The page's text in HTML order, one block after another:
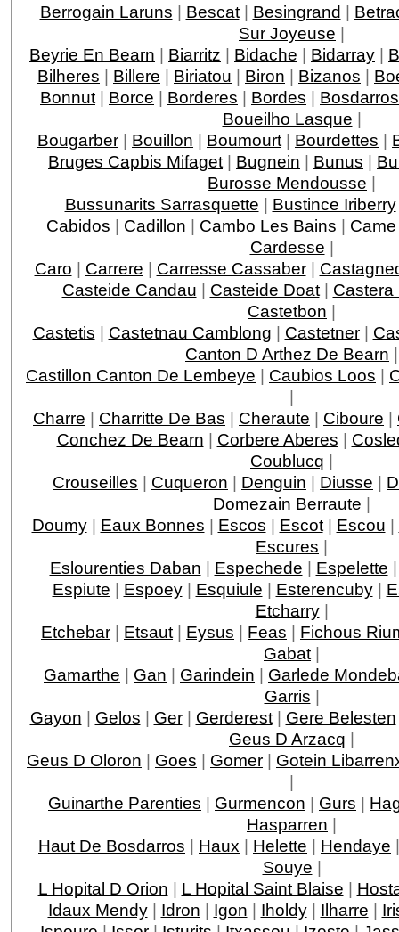
Berrogain Laruns | Bescat| Besingrand |
Sur Joyeuse |
Beyrie En Bearn | Biarritz | Bidache | Bidarray |
Bilheres | Billere | Biriatou | Biron | Bizanos |
Bonnut | Borce | Borderes | Bordes | Bosdarros
Boueilho Lasque |
Bougarber | Bouillon | Boumourt | Bourdettes |
Bruges Capbis Mifaget | Bugnein | Bunus |
Burosse Mendousse |
Bussunarits Sarrasquette | Bustince Iriberry
Cabidos | Cadillon | Cambo Les Bains | Came
Cardesse |
Caro | Carrere | Carresse Cassaber|
Casteide Candau | Casteide Doat| Castera
Castetbon |
Castetis | Castetnau Camblong | Castetner|
Canton D Arthez De Bearn |
Castillon Canton De Lembeye | Caubios Loos |
|
Charre | Charritte De Bas | Cheraute | Ciboure |
Conchez De Bearn | Corbere Aberes |
Coublucq |
Crouseilles | Cuqueron | Denguin | Diusse |
Domezain Berraute |
Doumy| Eaux Bonnes | Escos | Escot| Escou |
Escures |
Eslourenties Daban | Espechede | Espelette
Espiute | Espoey| Esquiule | Esterencuby|
Etcharry|
Etchebar | Etsaut | Eysus | Feas | Fichous
Gabat |
Gamarthe | Gan | Garindein | Garlede
Garris |
Gayon | Gelos | Ger| Gerderest| Gere Belesten
Geus D Arzacq |
Geus D Oloron | Goes | Gomer | Gotein
|
Guinarthe Parenties | Gurmencon | Gurs |
Hasparren |
Haut De Bosdarros | Haux | Helette | Hendaye
Souye |
L Hopital D Orion | L Hopital Saint Blaise |
Idaux Mendy| Idron | Igon | Iholdy| Ilharre |